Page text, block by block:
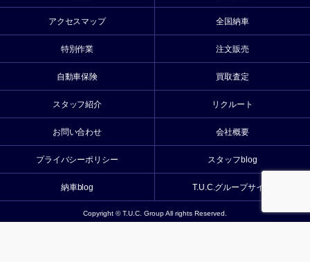
アクセスマップ 全国納車
特別作業 注文販売
自動車保険 買取査定
スタッフ紹介 リクルート
お問い合わせ 会社概要
プライバシーポリシー スタッフblog
納車blog T.U.C.グループサイト
Copyright © T.U.C. Group All rights Reserved.